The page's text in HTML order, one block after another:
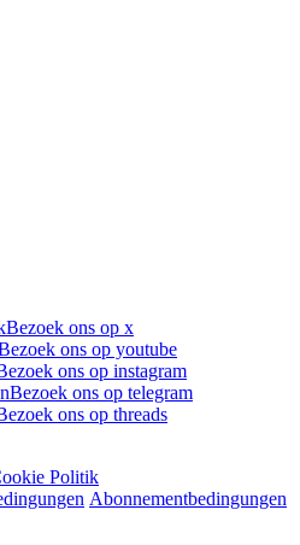
Bezoek ons op x
ons op youtube
ons op instagram
Bezoek ons op telegram
ons op threads
Politik
Abonnementbedingungen